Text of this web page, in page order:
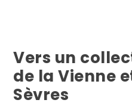
Vers un
de la Vienne
Sèvres